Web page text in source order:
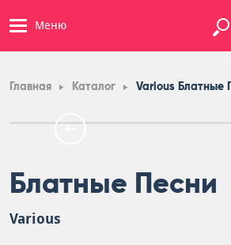
Меню
Главная Каталог Various Блатные
Блатные Песни
Various